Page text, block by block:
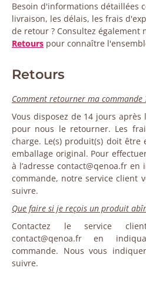
Besoin d'informations détaillées
livraison, les délais, les frais
de retour ? Consultez également
Retours pour connaître
Retours
Comment retourner ma commande
Vous disposez de 14 jours
pour nous le retourner. Les
charge. Le(s) produit(s) doit
emballage original. Pour
à l’adresse contact@qenoa.fr
commande, notre service client
suivre.
Que faire si je reçois un produit
Contactez le service
contact@qenoa.fr en
commande. Nous vous
suivre.